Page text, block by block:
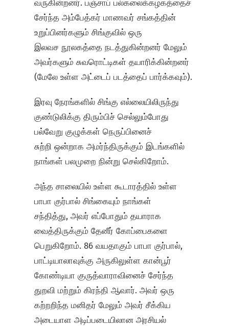
வருகின்றனர். பஞ்சாப் பல்கலைக்கழகத்தைச்
சேர்ந்த அம்பேத்கர் மாணவர் சங்கத்தின்
உறுப்பினர்களும் சிங்குவில் ஒரு
இலவச நூலகத்தை நடத்துகின்றனர் மேலும்
அவர்களும் சுவரொட்டிகள் தயாரிக்கின்றனர்
(மேலே உள்ள அட்டைப் படத்தைப் பார்க்கவும்).
இரவு நேரங்களில் சிங்கு எல்லையிலிருந்து
குண்டுலிக்கு திரும்பிச் செல்லும்போது
பல்வேறு குழுக்கள் நெருப்பினைச்
சுற்றி ஒன்றாக அமர்ந்திருக்கும் இடங்களில்
நாங்கள் பலமுறை நின்று செல்கிறோம்.
அந்த சாலையில் உள்ள கூடாரத்தில் உள்ள
பாபா குர்பால் சிங்கையும் நாங்கள்
சந்தித்து, அவர் எப்போதும் தயாராக
வைத்திருக்கும் தேனீர் கோப்பைகளை
பெறுகிறோம். 86 வயதாகும் பாபா குர்பால்,
பாட்டியாலாவுக்கு அருகிலுள்ள கான்பூர்
கோண்டியா குருத்வாராவினைச் சேர்ந்த
துறவி மற்றும் கிரந்தி ஆவார். அவர் ஒரு
கற்றறிந்த மனிதர் மேலும் அவர் சீக்கிய
அடையாள அடிப்படையிலான அரசியல்